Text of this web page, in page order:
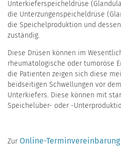
Unterkieferspeicheldrüse
die Unterzungenspeicheldrüse
die Speichelproduktion und
zuständig.
Diese Drüsen können im
rheumatologische oder tumoröse
die Patienten zeigen sich diese
beidseitigen Schwellungen vor
Unterkiefers. Diese können mit
Speichelüber- oder -
Zur Online-Terminvereinbarung